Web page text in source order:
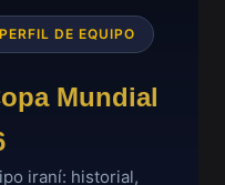
DE EQUIPO
Mundial
iraní: historial,